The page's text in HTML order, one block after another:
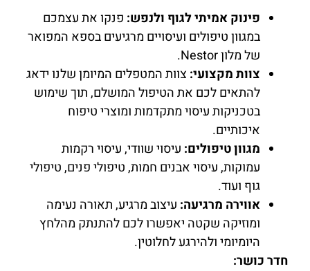
פינוק אמיתי לגוף ולנפש: פנקו את עצמכם
במגוון טיפולים ועיסויים מרגיעים בספא המפואר
של מלון Nestor.
צוות מקצועי: צוות המטפלים המיומן שלנו ידאג
להתאים לכם את הטיפול המושלם, תוך שימוש
בטכניקות עיסוי מתקדמות ומוצרי טיפוח
איכותיים.
מגוון טיפולים: עיסוי שוודי, עיסוי רקמות
עמוקות, עיסוי אבנים חמות, טיפולי פנים, טיפולי
גוף ועוד.
אווירה מרגיעה: עיצוב מרגיע, תאורה נעימה
ומוזיקה שקטה יאפשרו לכם להתנתק מהלחץ
היומיומי ולהירגע לחלוטין.
חדר כושר: